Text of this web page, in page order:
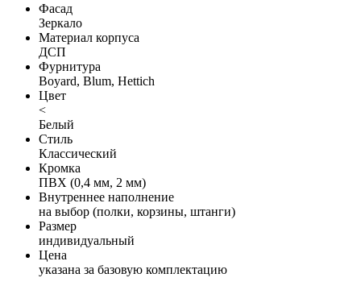
Фасад
Зеркало
Материал корпуса
ДСП
Фурнитура
Boyard, Blum, Hettich
Цвет
<
Белый
Стиль
Классический
Кромка
ПВХ (0,4 мм, 2 мм)
Внутреннее наполнение
на выбор (полки, корзины, штанги)
Размер
индивидуальный
Цена
указана за базовую комплектацию